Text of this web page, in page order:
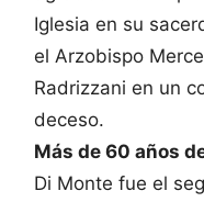
Iglesia en su
el Arzobispo
Radrizzani en un
deceso.
Más de 60 años
Di Monte fue el